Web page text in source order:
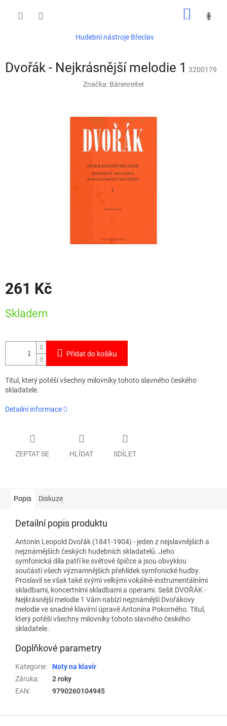
Hudební nástroje Břeclav
Dvořák - Nejkrásnější melodie 1 3200179
Značka: Bärenreiter
261 Kč
cena:
Skladem
Přidat do košíku
Titul, který potěší všechny milovníky tohoto slavného českého
skladatele.
Detailní informace
ZEPTAT SE HLÍDAT SDÍLET
Popis Diskuze
Detailní popis produktu
Antonín Leopold Dvořák (1841-1904) - jeden z nejslavnějších a
nejznámějších českých hudebních skladatelů. Jeho
symfonická díla patří ke světové špičce a jsou obvyklou
součástí všech významnějších přehlídek symfonické hudby.
Proslavil se však také svými velkými vokálně-instrumentálními
skladbami, koncertními skladbami a operami. Sešit DVOŘÁK -
Nejkrásnější melodie 1 Vám nabízí nejznámější Dvořákovy
melodie ve snadné klavírní úpravě Antonína Pokorného. Titul,
který potěší všechny milovníky tohoto slavného českého
skladatele.
Doplňkové parametry
Kategorie:
Noty na klavír
Záruka:
2 roky
EAN: 9790260104945